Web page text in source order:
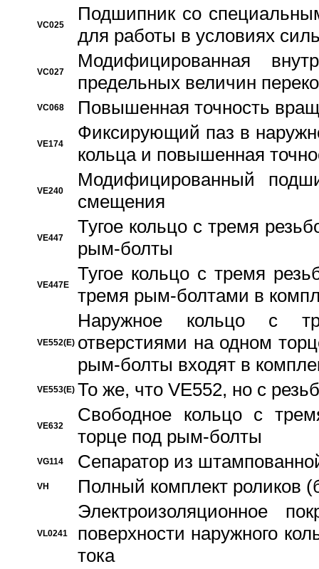
VC025
Подшипник со
для работы в условиях
VC027
Модифицированная
предельных величин
VC068 Повышенная точность
VE174
Фиксирующий паз в
кольца и повышенная
VE240
Модифицированный
смещения
VE447
Тугое кольцо с тремя
рым-болты
VE447E
Тугое кольцо с тремя
тремя рым-болтами в
VE552(E)
Наружное кольцо с
отверстиями на одном
рым-болты входят в
VE553(E) То же, что VE552, но с
VE632
Свободное кольцо с
торце под рым-болты
VG114 Сепаратор из
VH Полный комплект роликов
VL0241
Электроизоляционное
поверхности наружного
тока